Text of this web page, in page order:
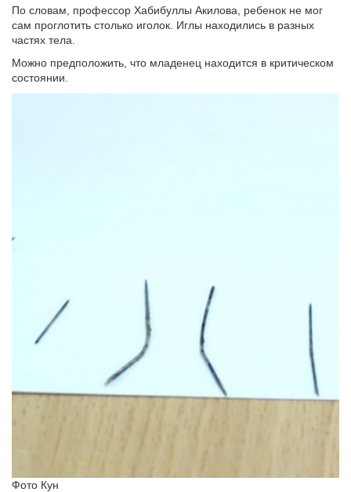
По словам, профессор Хабибуллы Акилова, ребенок не мог
сам проглотить столько иголок. Иглы находились в разных
частях тела.
Можно предположить, что младенец находится в критическом
состоянии.
Фото Кун